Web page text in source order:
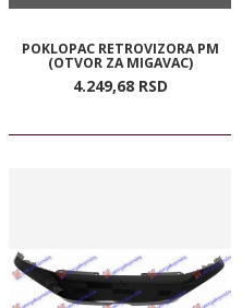
POKLOPAC RETROVIZORA PM
(OTVOR ZA MIGAVAC)
4.249,68 RSD